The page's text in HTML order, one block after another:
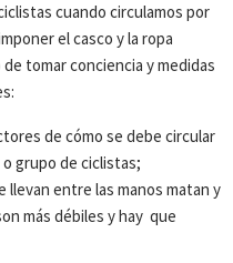
cuando circulamos por
el casco y la ropa
tomar conciencia y medidas
de cómo se debe circular
grupo de ciclistas;
llevan entre las manos matan y
más débiles y hay que